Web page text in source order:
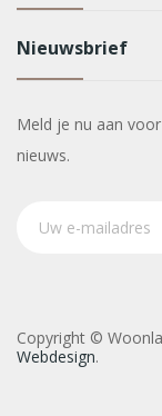
Nieuwsbrief
Meld je nu aan
nieuws.
Copyright ©
Webdesign.